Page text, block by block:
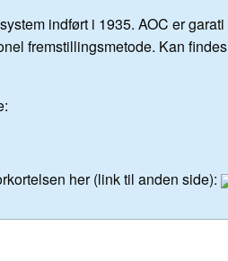
indført i 1935. AOC er
fremstillingsmetode. Kan
her (link til anden side):